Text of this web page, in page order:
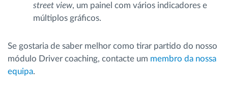
street view, um painel com vários indicadores e
múltiplos gráficos.
Se gostaria de saber melhor como tirar partido do nosso
módulo Driver coaching, contacte um membro da nossa
equipa.